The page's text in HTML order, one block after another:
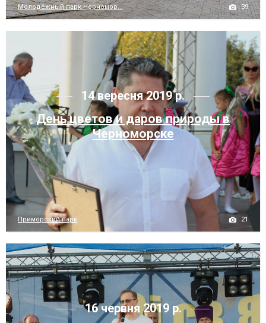
Молодёжный парк Черномор... 39
14 вересня 2019 р.
День цветов и даров природы в
Черноморске
Приморский парк 21
16 червня 2019 р.